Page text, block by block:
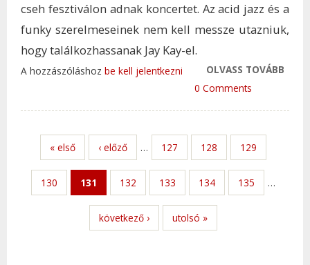
cseh fesztiválon adnak koncertet. Az acid jazz és a
funky szerelmeseinek nem kell messze utazniuk,
hogy találkozhassanak Jay Kay-el.
OLVASS TOVÁBB
A hozzászóláshoz be kell jelentkezni
0 Comments
« első ‹ előző … 127 128 129
130 131 132 133 134 135 …
következő › utolsó »